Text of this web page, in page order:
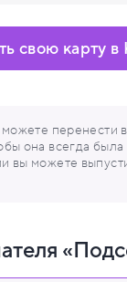
можете перенести
она всегда
вы можете
свою карту